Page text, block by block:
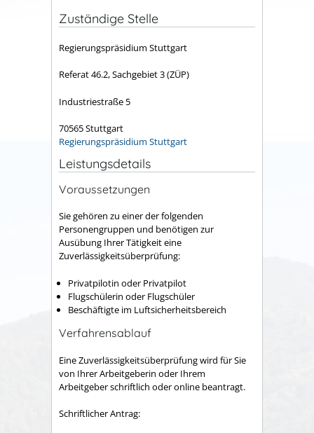
Zuständige Stelle
Regierungspräsidium Stuttgart
Referat 46.2, Sachgebiet 3 (ZÜP)
Industriestraße 5
70565 Stuttgart
Regierungspräsidium Stuttgart
Leistungsdetails
Voraussetzungen
Sie gehören zu einer der folgenden
Personengruppen und benötigen zur
Ausübung Ihrer Tätigkeit eine
Zuverlässigkeitsüberprüfung:
Privatpilotin oder Privatpilot
Flugschülerin oder Flugschüler
Beschäftigte im Luftsicherheitsbereich
Verfahrensablauf
Eine Zuverlässigkeitsüberprüfung wird für Sie
von Ihrer Arbeitgeberin oder Ihrem
Arbeitgeber schriftlich oder online beantragt.
Schriftlicher Antrag: